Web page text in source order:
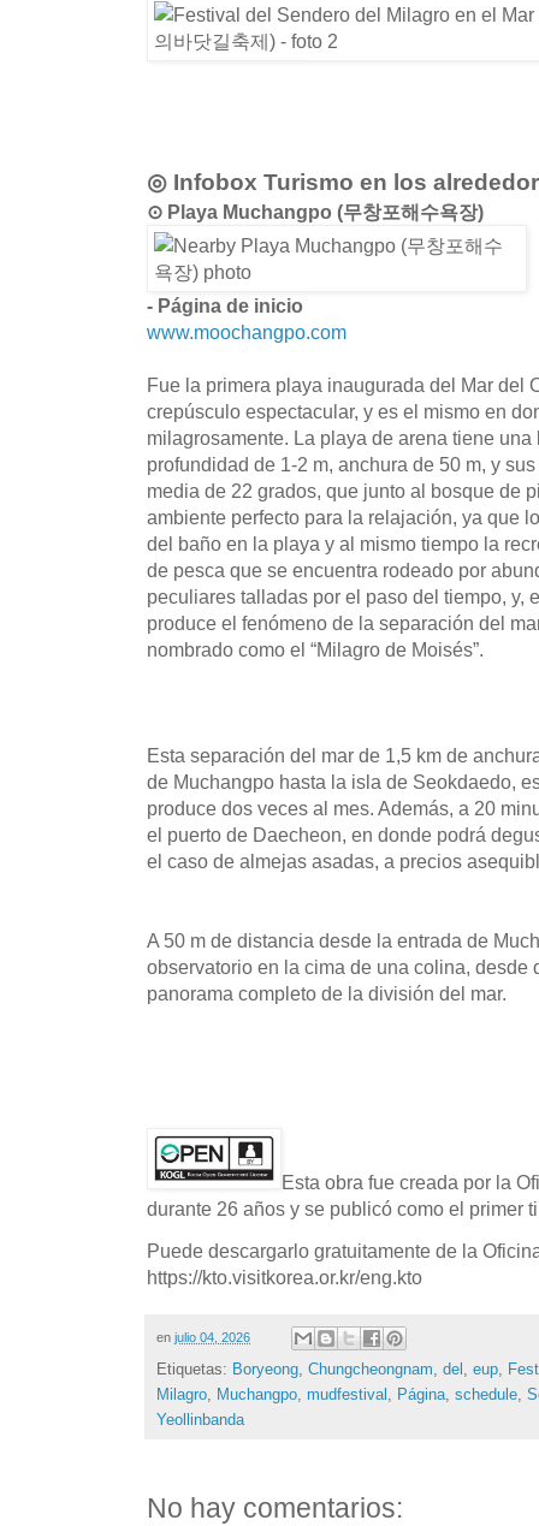
◎ Infobox Turismo en los
⊙ Playa Muchangpo (무창포해수욕장)
- Página de inicio
www.moochangpo.com
Fue la primera playa inaugurada del Mar del
crepúsculo espectacular, y es el mismo en
milagrosamente. La playa de arena tiene una
profundidad de 1-2 m, anchura de 50 m, y
media de 22 grados, que junto al bosque de
ambiente perfecto para la relajación, ya que
del baño en la playa y al mismo tiempo la
de pesca que se encuentra rodeado por
peculiares talladas por el paso del tiempo, y,
produce el fenómeno de la separación del
nombrado como el “Milagro de Moisés”.
Esta separación del mar de 1,5 km de
de Muchangpo hasta la isla de Seokdaedo,
produce dos veces al mes. Además, a 20
el puerto de Daecheon, en donde podrá
el caso de almejas asadas, a precios
A 50 m de distancia desde la entrada de
observatorio en la cima de una colina, desde
panorama completo de la división del mar.
Esta obra fue creada por la
durante 26 años y se publicó como el primer
Puede descargarlo gratuitamente de la
https://kto.visitkorea.or.kr/eng.kto
en julio 04, 2026
Etiquetas: Boryeong, Chungcheongnam, del , eup,
Milagro, Muchangpo, mudfestival , Página, schedule,
Yeollinbanda
No hay comentarios: